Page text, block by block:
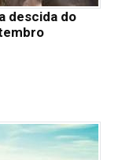
descida do